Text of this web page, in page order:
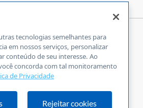
de Atendimento
570 0800
24 horas por dia
Fale Conosco
Ouvidoria
tecnologias semelhantes para
em nossos serviços, personalizar
conteúdo de seu interesse. Ao
concorda com tal monitoramento
de Privacidade
Rejeitar cookies